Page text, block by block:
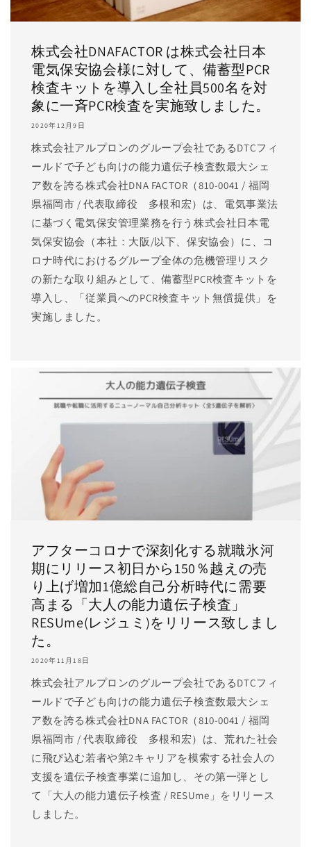
株式会社DNAFACTOR は株式会社日本
電気保安協会様に対して、備蓄型PCR
検査キットを導入し全社員500名を対
象に一斉PCR検査を実施致しました。
2020年12月9日
株式会社アルプロンのグループ会社であるDTCフィ
ールドで子ども向けの能力遺伝子検査数最大シェ
ア数を誇る株式会社DNA FACTOR（810-0041 / 福岡
県福岡市 / 代表取締役 多根和宏）は、電気事業法
に基づく電気保安管理業務を行う株式会社日本電
気保安協会（本社：大阪/以下、保安協会）に、コ
ロナ時代におけるグループ全体の危機管理リスク
の新たな取り組みとして、備蓄型PCR検査キットを
導入し、「従業員へのPCR検査キット無償提供」を
実施しました。
アフターコロナで深刻化する就職氷河
期にリリース初日から150％越えの売
り上げ増加1億総自己分析時代に需要
高まる「大人の能力遺伝子検査」
RESUme(レジュミ)をリリース致しまし
た。
2020年11月18日
株式会社アルプロンのグループ会社であるDTCフィ
ールドで子ども向けの能力遺伝子検査数最大シェ
ア数を誇る株式会社DNA FACTOR（810-0041 / 福岡
県福岡市 / 代表取締役 多根和宏）は、荒れた社会
に飛び込む若者や第2キャリアを模索する社会人の
支援を遺伝子検査事業に追加し、その第一弾とし
て「大人の能力遺伝子検査 / RESUme」をリリース
しました。